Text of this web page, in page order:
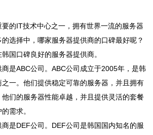
的IT技术中心之一，拥有世界一流的服务器
选择中，哪家服务器提供商的口碑最好呢？
国口碑良好的服务器提供商。
是ABC公司。ABC公司成立于2005年，是韩
一。他们提供稳定可靠的服务器，并且拥有
们的服务器性能卓越，并且提供灵活的套餐
需求。
是DEF公司。DEF公司是韩国国内知名的服